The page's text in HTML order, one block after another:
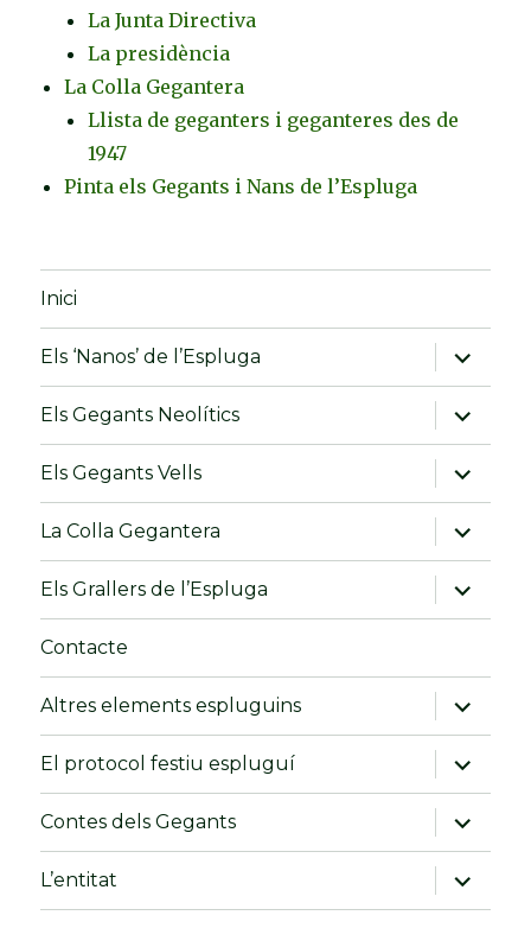
La Junta Directiva
La presidència
La Colla Gegantera
Llista de geganters i geganteres des de
1947
Pinta els Gegants i Nans de l’Espluga
Inici
Els ‘Nanos’ de l’Espluga
amplia
el
menú
fill
Els Gegants Neolítics
amplia
el
menú
fill
Els Gegants Vells
amplia
el
menú
fill
La Colla Gegantera
amplia
el
menú
fill
Els Grallers de l’Espluga
amplia
el
menú
Contacte
Altres elements espluguins
amplia
el
menú
fill
El protocol festiu espluguí
amplia
el
menú
fill
Contes dels Gegants
amplia
el
menú
fill
L’entitat
amplia
el
menú